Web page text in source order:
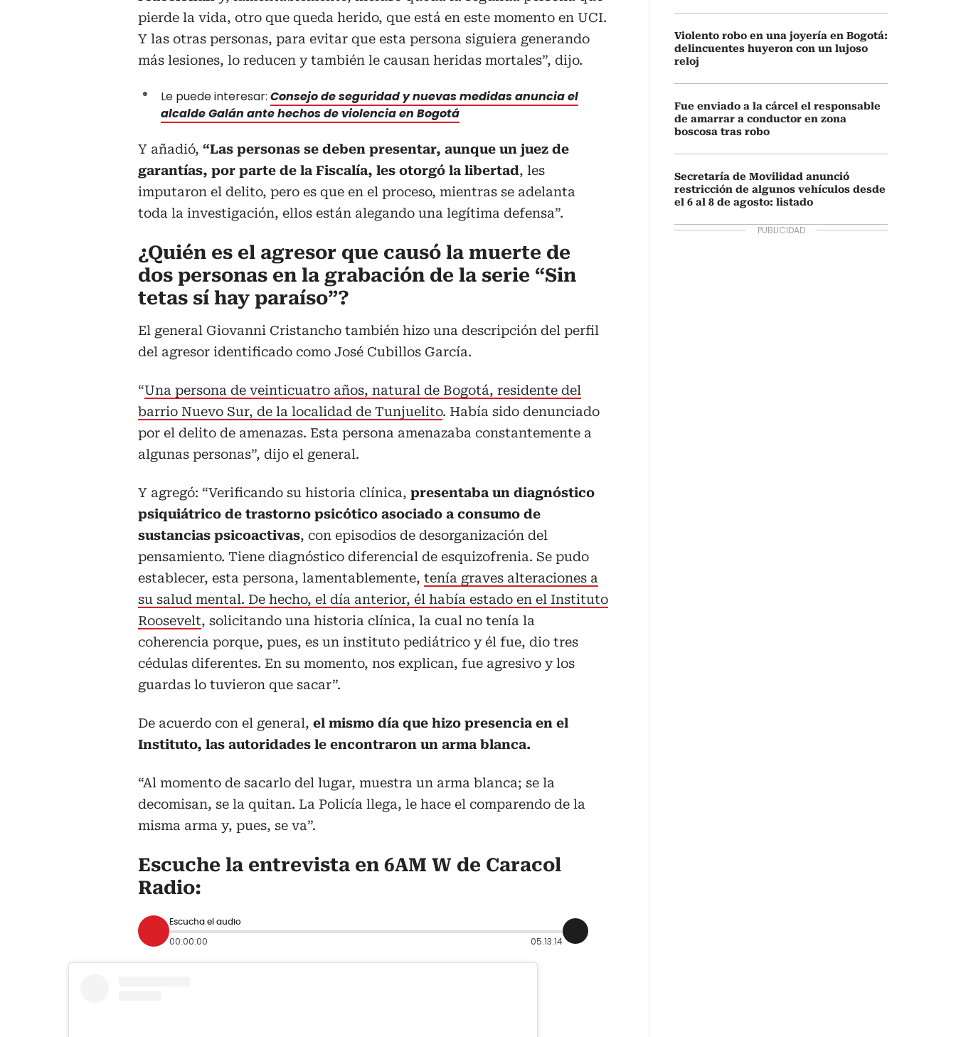
pierde la vida, otro que queda herido, que está en este momento en UCI.
Y las otras personas, para evitar que esta persona siguiera generando
más lesiones, lo reducen y también le causan heridas mortales”, dijo.
Le puede interesar: Consejo de seguridad y nuevas medidas anuncia el
alcalde Galán ante hechos de violencia en Bogotá
Y añadió, “Las personas se deben presentar, aunque un juez de
garantías, por parte de la Fiscalía, les otorgó la libertad, les
imputaron el delito, pero es que en el proceso, mientras se adelanta
toda la investigación, ellos están alegando una legítima defensa”.
¿Quién es el agresor que causó la muerte de
dos personas en la grabación de la serie “Sin
tetas sí hay paraíso”?
El general Giovanni Cristancho también hizo una descripción del perfil
del agresor identificado como José Cubillos García.
“Una persona de veinticuatro años, natural de Bogotá, residente del
barrio Nuevo Sur, de la localidad de Tunjuelito. Había sido denunciado
por el delito de amenazas. Esta persona amenazaba constantemente a
algunas personas”, dijo el general.
Y agregó: “Verificando su historia clínica, presentaba un diagnóstico
psiquiátrico de trastorno psicótico asociado a consumo de
sustancias psicoactivas, con episodios de desorganización del
pensamiento. Tiene diagnóstico diferencial de esquizofrenia. Se pudo
establecer, esta persona, lamentablemente, tenía graves alteraciones a
su salud mental. De hecho, el día anterior, él había estado en el Instituto
Roosevelt, solicitando una historia clínica, la cual no tenía la
coherencia porque, pues, es un instituto pediátrico y él fue, dio tres
cédulas diferentes. En su momento, nos explican, fue agresivo y los
guardas lo tuvieron que sacar”.
De acuerdo con el general, el mismo día que hizo presencia en el
Instituto, las autoridades le encontraron un arma blanca.
“Al momento de sacarlo del lugar, muestra un arma blanca; se la
decomisan, se la quitan. La Policía llega, le hace el comparendo de la
misma arma y, pues, se va”.
Escuche la entrevista en 6AM W de Caracol
Radio:
Escucha el audio
00:00:00 05:13:14
Violento robo en una joyería en Bogotá:
delincuentes huyeron con un lujoso
reloj
Fue enviado a la cárcel el responsable
de amarrar a conductor en zona
boscosa tras robo
Secretaría de Movilidad anunció
restricción de algunos vehículos desde
el 6 al 8 de agosto: listado